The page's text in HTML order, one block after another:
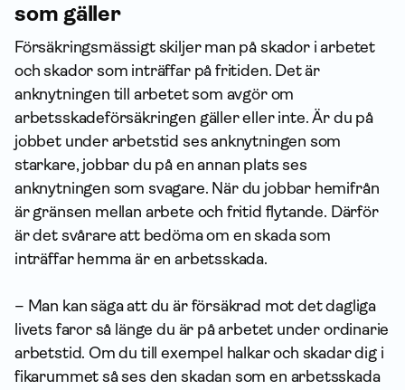
som gäller
Försäkringsmässigt skiljer man på skador i arbetet
och skador som inträffar på fritiden. Det är
anknytningen till arbetet som avgör om
arbetsskade­försäkringen gäller eller inte. Är du på
jobbet under arbets­tid ses anknytningen som
starkare, jobbar du på en annan plats ses
anknytningen som svagare. När du jobbar hemifrån
är gränsen mellan arbete och fritid flytande. Därför
är det svårare att bedöma om en skada som
inträffar hemma är en arbetsskada.
– Man kan säga att du är försäkrad mot det dagliga
livets faror så länge du är på arbetet under ordinarie
arbets­tid. Om du till exempel halkar och skadar dig i
fikarummet så ses den skadan som en arbetsskada